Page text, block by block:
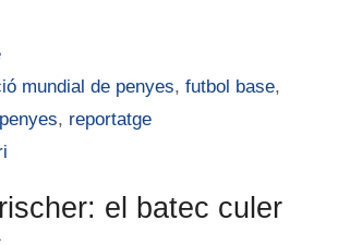
mundial de penyes,futbol base,
penyes, reportatge
el batec culer